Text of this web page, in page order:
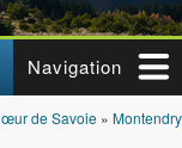
Navigation
de Savoie » Montendry